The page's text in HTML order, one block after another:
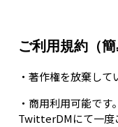
ご利用規約（簡
・著作権を放棄して
・商用利用可能です
TwitterDMにて一度